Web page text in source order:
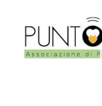
contenuto